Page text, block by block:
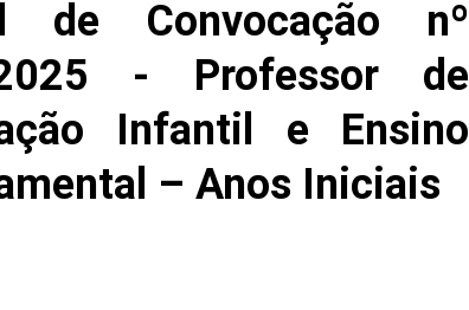
de Convocação nº
- Professor de
Infantil e Ensino
– Anos Iniciais